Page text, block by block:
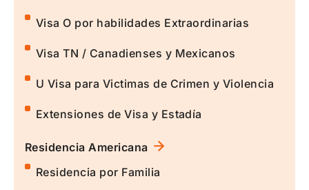
Visa O por habilidades Extraordinarias
Visa TN / Canadienses y Mexicanos
U Visa para Victimas de Crimen y Violencia
Extensiones de Visa y Estadía
Residencia Americana
Residencia por Familia